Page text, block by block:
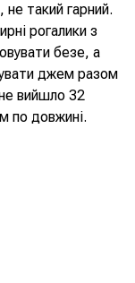
такий гарний.
рогалики з
безе, а
джем разом
вийшло 32
по довжині.